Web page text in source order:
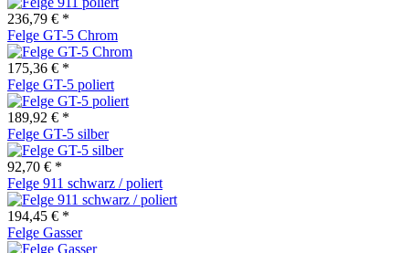
236,79 € *
Felge GT-5 Chrom
175,36 € *
Felge GT-5 poliert
189,92 € *
Felge GT-5 silber
92,70 € *
Felge 911 schwarz / poliert
194,45 € *
Felge Gasser